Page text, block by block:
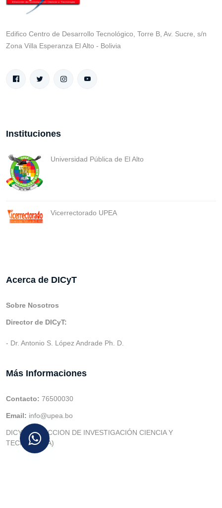
Edifico Centro de Desarrollo Tecnológico, Torre B, Av. Sucre, s/n
Zona Villa Esperanza El Alto - Bolivia
Instituciones
Universidad Pública de El Alto
Vicerrectorado UPEA
Acerca de DICyT
Sobre Nosotros
Director de DICyT:
- Dr. Antonio S. López Andrade Ph. D.
Más Informaciones
Contacto: 76500030
Email: info@upea.bo
DICYT (DIRECCION DE INVESTIGACIÓN CIENCIA Y
TECNOLOGIA)